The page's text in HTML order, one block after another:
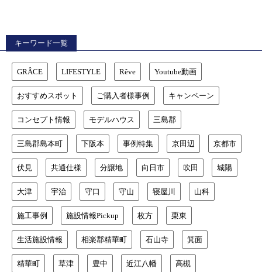
キーワード一覧
GRÂCE LIFESTYLE Rêve Youtube動画
おすすめスポット ご購入者様事例 キャンペーン
コンセプト情報 モデルハウス 三島郡
三島郡島本町 下阪本 事例特集 京田辺 京都市
伏見 共通仕様 分譲地 向日市 吹田 城陽
大津 宇治 守口 守山 寝屋川 山科
施工事例 施設情報Pickup 枚方 栗東
生活施設情報 相楽郡精華町 石山寺 箕面
精華町 草津 豊中 近江八幡 高槻